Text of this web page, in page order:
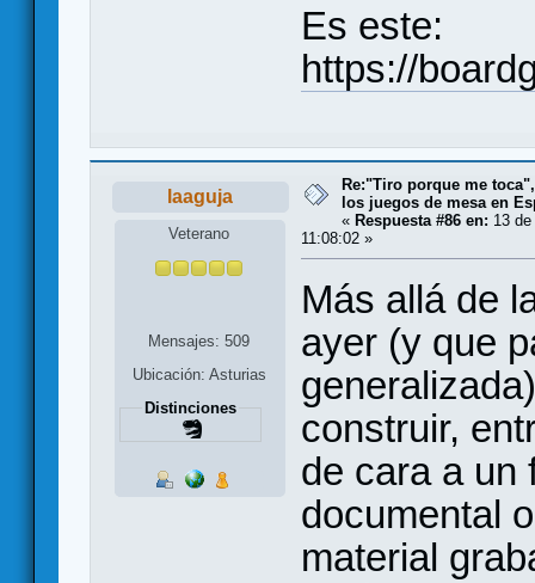
Es este:
https://
laaguja
Veterano
Mensajes: 509
Ubicación: Asturias
Distinciones
Re:"Tiro porque me
los juegos de mesa en
« Respuesta #86 en: 13
11:08:02 »
Más allá de
ayer (y que
construir,
de cara a
documental
material